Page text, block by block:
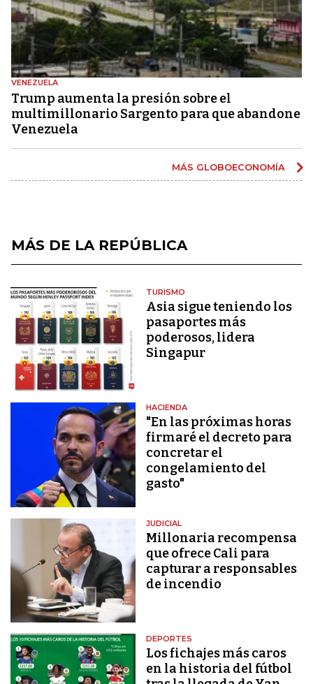
VENEZUELA
Trump aumenta la presión sobre el
multimillonario Sargento para que abandone
Venezuela
MÁS GLOBOECONOMÍA
MÁS DE LA REPÚBLICA
TURISMO
Asia sigue teniendo los
pasaportes más
poderosos, lidera
Singapur
HACIENDA
"En las próximas horas
firmaré el decreto para
concretar el
congelamiento del
gasto"
JUDICIAL
Millonaria recompensa
que ofrece Cali para
capturar a responsables
de incendio
DEPORTES
Los fichajes más caros
en la historia del fútbol